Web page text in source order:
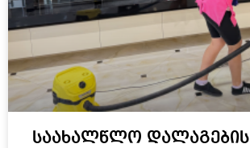
საახალწლო დალაგების